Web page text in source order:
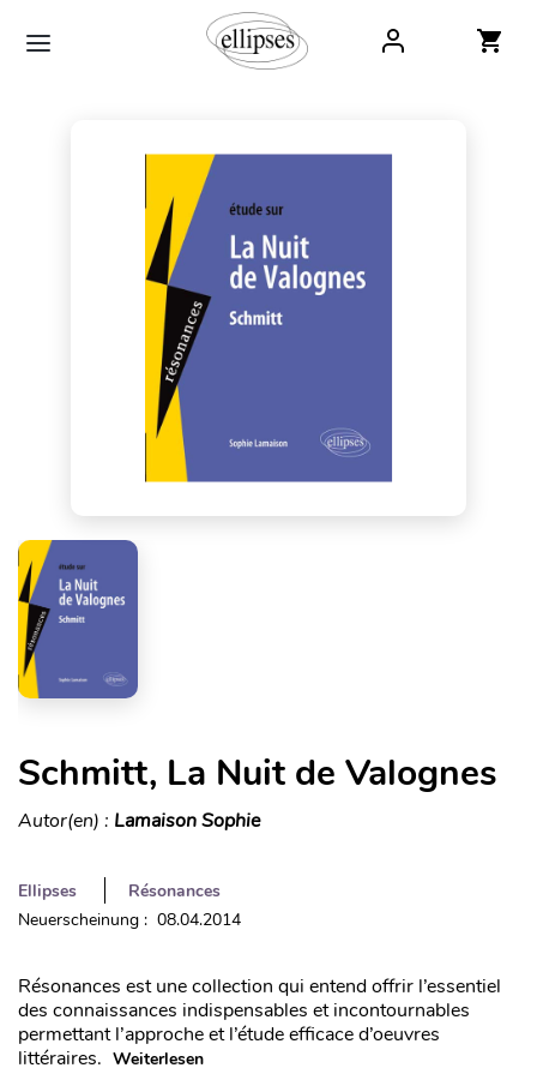
Schmitt, La Nuit de Valognes
Autor(en) : Lamaison Sophie
Ellipses
Résonances
Neuerscheinung : 08.04.2014
Résonances est une collection qui entend offrir l’essentiel
des connaissances indispensables et incontournables
permettant l’approche et l’étude efficace d’oeuvres
littéraires. Weiterlesen